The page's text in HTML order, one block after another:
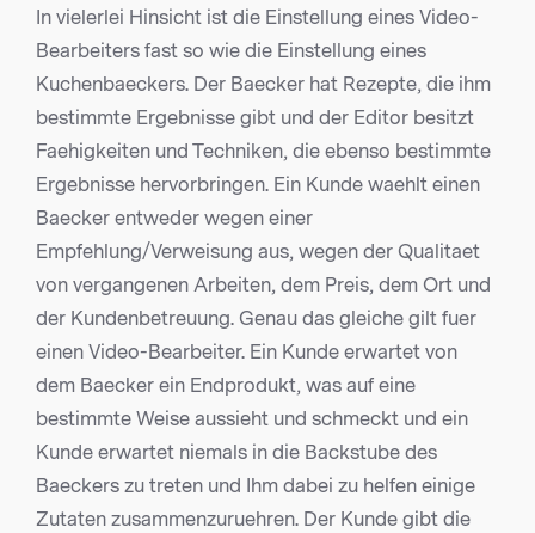
In vielerlei Hinsicht ist die Einstellung eines Video-
Bearbeiters fast so wie die Einstellung eines
Kuchenbaeckers. Der Baecker hat Rezepte, die ihm
bestimmte Ergebnisse gibt und der Editor besitzt
Faehigkeiten und Techniken, die ebenso bestimmte
Ergebnisse hervorbringen. Ein Kunde waehlt einen
Baecker entweder wegen einer
Empfehlung/Verweisung aus, wegen der Qualitaet
von vergangenen Arbeiten, dem Preis, dem Ort und
der Kundenbetreuung. Genau das gleiche gilt fuer
einen Video-Bearbeiter. Ein Kunde erwartet von
dem Baecker ein Endprodukt, was auf eine
bestimmte Weise aussieht und schmeckt und ein
Kunde erwartet niemals in die Backstube des
Baeckers zu treten und Ihm dabei zu helfen einige
Zutaten zusammenzuruehren. Der Kunde gibt die